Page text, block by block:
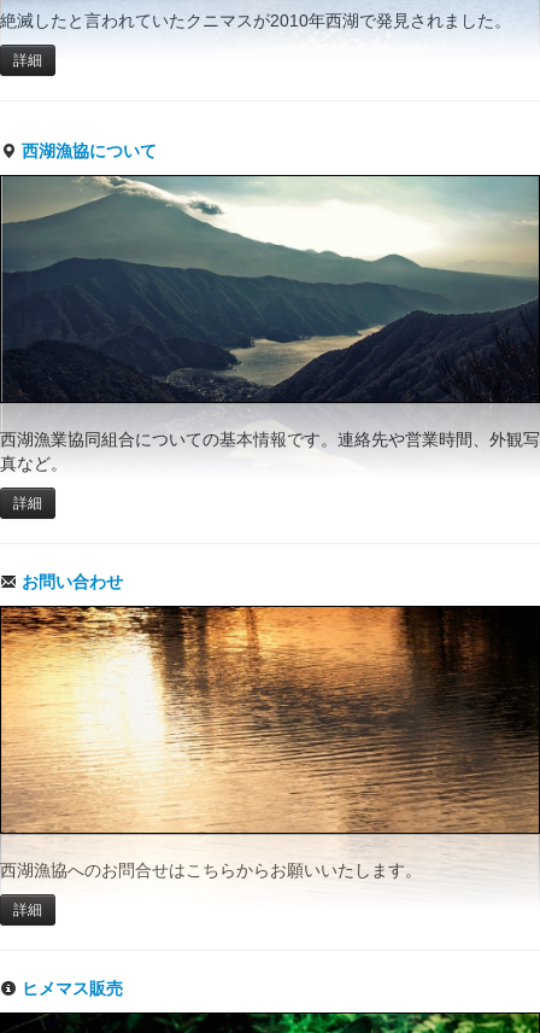
絶滅したと言われていたクニマスが2010年西湖で発見されました。
詳細
西湖漁協について
西湖漁業協同組合についての基本情報です。連絡先や営業時間、外観写
真など。
詳細
お問い合わせ
西湖漁協へのお問合せはこちらからお願いいたします。
詳細
ヒメマス販売